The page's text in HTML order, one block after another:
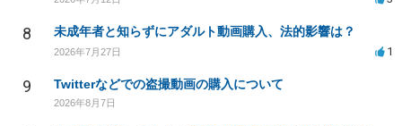
8 未成年者と知らずにアダルト動画購入、法的影響は？
2026年7月27日 1
9 Twitterなどでの盗撮動画の購入について
2026年8月7日